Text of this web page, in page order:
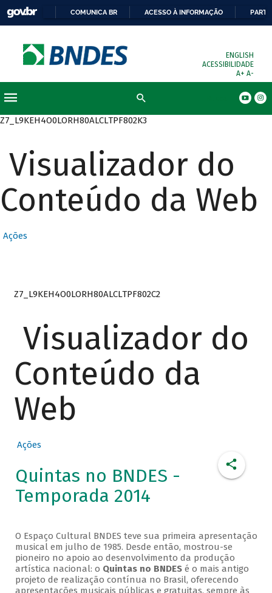
COMUNICA BR ACESSO À INFORMAÇÃO
ENGLISH
ACESSIBILIDADE
A+ A-
Z7_L9KEH4O0LORH80ALCLTPF802K3
Visualizador do
Conteúdo da Web
Ações
Z7_L9KEH4O0LORH80ALCLTPF802C2
Visualizador do
Conteúdo da
Web
Ações
Quintas no BNDES -
Temporada 2014
O Espaço Cultural BNDES teve sua primeira apresentação
musical em julho de 1985. Desde então, mostrou-se
pioneiro no apoio ao desenvolvimento da produção
artística nacional: o Quintas no BNDESé o mais antigo
projeto de realização contínua no Brasil, oferecendo